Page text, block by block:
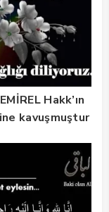
Hakk’ın
kavuşmuştur